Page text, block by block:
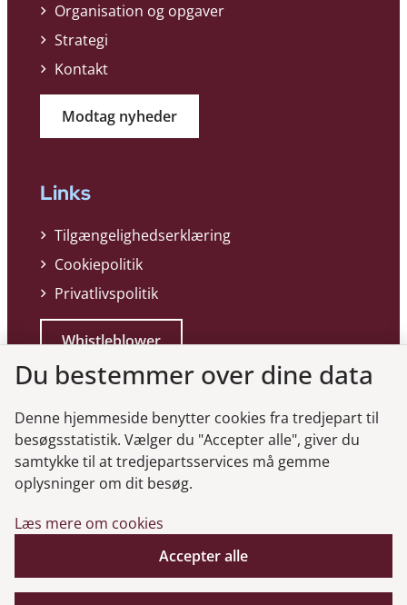
Organisation og opgaver
Strategi
Kontakt
Modtag nyheder
Links
Tilgængelighedserklæring
Cookiepolitik
Privatlivspolitik
Whistleblower
Genveje
Gå til virksomhedsregisteret
Gå til selskabsmeddelelser
Du bestemmer over dine data
Denne hjemmeside benytter cookies fra tredjepart til
besøgsstatistik. Vælger du "Accepter alle", giver du
samtykke til at tredjepartsservices må gemme
oplysninger om dit besøg.
Læs mere om cookies
Accepter alle